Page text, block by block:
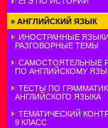
» АНГЛИЙСКИЙ ЯЗЫК
ИНОСТРАННЫЕ ЯЗЫКИ.
РАЗГОВОРНЫЕ ТЕМЫ
САМОСТОЯТЕЛЬНЫЕ
ПО АНГЛИЙСКОМУ
ТЕСТЫ ПО
АНГЛИЙСКОГО ЯЗЫКА
ТЕМАТИЧЕСКИЙ
9 КЛАСС